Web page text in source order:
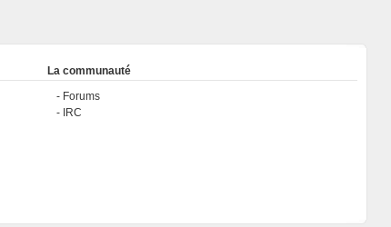
La communauté
Forums
IRC